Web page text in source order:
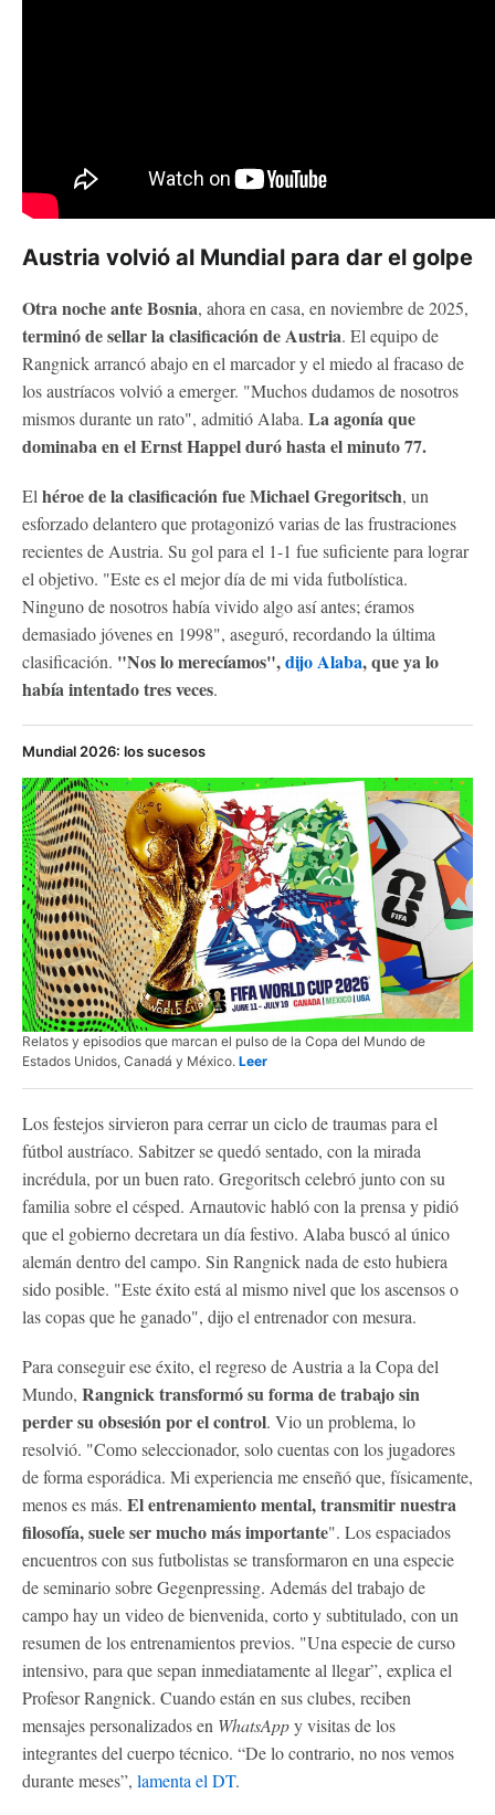
Austria volvió al Mundial para dar el golpe
Otra noche ante Bosnia, ahora en casa, en noviembre de 2025,
terminó de sellar la clasificación de Austria. El equipo de
Rangnick arrancó abajo en el marcador y el miedo al fracaso de
los austríacos volvió a emerger. "Muchos dudamos de nosotros
mismos durante un rato", admitió Alaba. La agonía que
dominaba en el Ernst Happel duró hasta el minuto 77.
El héroe de la clasificación fue Michael Gregoritsch, un
esforzado delantero que protagonizó varias de las frustraciones
recientes de Austria. Su gol para el 1-1 fue suficiente para lograr
el objetivo. "Este es el mejor día de mi vida futbolística.
Ninguno de nosotros había vivido algo así antes; éramos
demasiado jóvenes en 1998", aseguró, recordando la última
clasificación. "Nos lo merecíamos",dijo Alaba, que ya lo
había intentado tres veces.
Mundial 2026: los sucesos
Relatos y episodios que marcan el pulso de la Copa del Mundo de
Estados Unidos, Canadá y México. Leer
Los festejos sirvieron para cerrar un ciclo de traumas para el
fútbol austríaco. Sabitzer se quedó sentado, con la mirada
incrédula, por un buen rato. Gregoritsch celebró junto con su
familia sobre el césped. Arnautovic habló con la prensa y pidió
que el gobierno decretara un día festivo. Alaba buscó al único
alemán dentro del campo. Sin Rangnick nada de esto hubiera
sido posible. "Este éxito está al mismo nivel que los ascensos o
las copas que he ganado", dijo el entrenador con mesura.
Para conseguir ese éxito, el regreso de Austria a la Copa del
Mundo, Rangnick transformó su forma de trabajo sin
perder su obsesión por el control. Vio un problema, lo
resolvió. "Como seleccionador, solo cuentas con los jugadores
de forma esporádica. Mi experiencia me enseñó que, físicamente,
menos es más. El entrenamiento mental, transmitir nuestra
filosofía, suele ser mucho más importante". Los espaciados
encuentros con sus futbolistas se transformaron en una especie
de seminario sobre Gegenpressing. Además del trabajo de
campo hay un video de bienvenida, corto y subtitulado, con un
resumen de los entrenamientos previos. "Una especie de curso
intensivo, para que sepan inmediatamente al llegar”, explica el
Profesor Rangnick. Cuando están en sus clubes, reciben
mensajes personalizados en WhatsAppy visitas de los
integrantes del cuerpo técnico. “De lo contrario, no nos vemos
durante meses”, lamenta el DT.